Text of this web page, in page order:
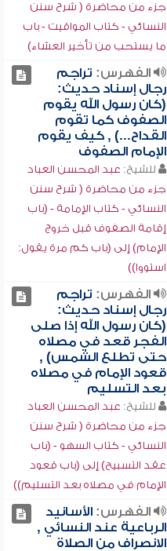
جزء من محاضرة ( شرح سنن
النسائي - كتاب المواقيت - باب
ما يستحب من تأخير العشاء)
الفهرس: تراجم
رجال إسناد حديث:
(كان رسول الله يقوم
الصفوف كما تقوم
القداح...) , كيف يقوم
الإمام الصفوف
للشيخ: عبد المحسن العباد
جزء من محاضرة ( شرح سنن
النسائي - كتاب الإمامة - (باب
إقامة الصفوف قبل خروج
الإمام) إلى (باب كم مرة يقول:
استووا))
الفهرس: تراجم
رجال إسناد حديث:
(كان رسول الله إذا صلى
الفجر قعد في مصلاه
حتى تطلع الشمس) ,
قعود الإمام في مصلاه
بعد التسليم
للشيخ: عبد المحسن العباد
جزء من محاضرة ( شرح سنن
النسائي - كتاب السهو - (باب
عقد التسبيح) إلى (باب قعود
الإمام في مصلاه بعد التسليم))
الفهرس:الأسانيد
الرباعية عند النسائي ,
الانصراف من الصلاة